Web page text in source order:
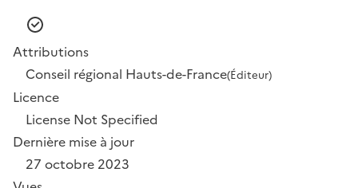
Attributions
Conseil régional Hauts-de-France(Éditeur)
Licence
License Not Specified
Dernière mise à jour
27 octobre 2023